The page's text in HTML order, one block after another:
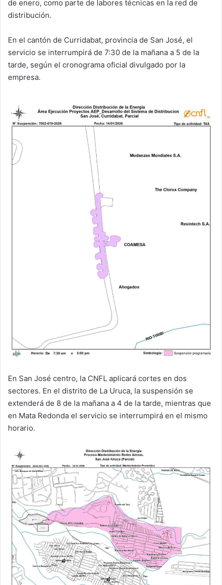
de enero, como parte de labores técnicas en la red de
distribución.
En el cantón de Curridabat, provincia de San José, el
servicio se interrumpirá de 7:30 de la mañana a 5 de la
tarde, según el cronograma oficial divulgado por la
empresa.
En San José centro, la CNFL aplicará cortes en dos
sectores. En el distrito de La Uruca, la suspensión se
extenderá de 8 de la mañana a 4 de la tarde, mientras que
en Mata Redonda el servicio se interrumpirá en el mismo
horario.